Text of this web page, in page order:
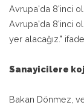
Avrupa'da 8'inci
Avrupa'da 8'inci
yer alacağız."
Sanayicilere
Bakan Dönmez,